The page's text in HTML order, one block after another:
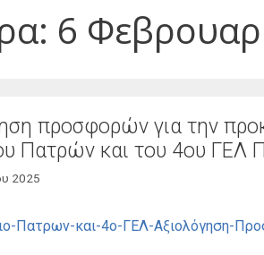
6
προσφορών για την
Πατρών και του 4ου ΓΕΛ
2025
Πατρων-και-4ο-ΓΕΛ-Αξιολόγηση-